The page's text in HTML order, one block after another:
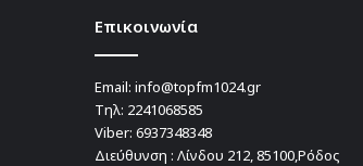
Επικοινωνία
Email: info@topfm1024.gr
Τηλ: 2241068585
Viber: 6937348348
Διεύθυνση : Λίνδου 212, 85100,Ρόδος